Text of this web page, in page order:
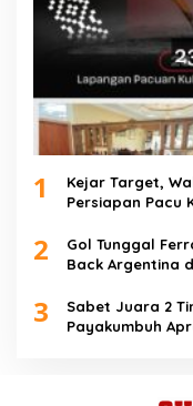
1
Kejar Target,
Persiapan Pacu
2
Gol Tunggal
Back Argentina
3
Sabet Juara 2
Payakumbuh